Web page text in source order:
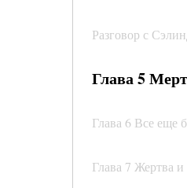
Разговор с
Глава 5
Глава 6 Все еще
Глава 7 Жертва